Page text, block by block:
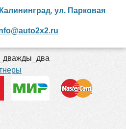
Калининград, ул. Парковая